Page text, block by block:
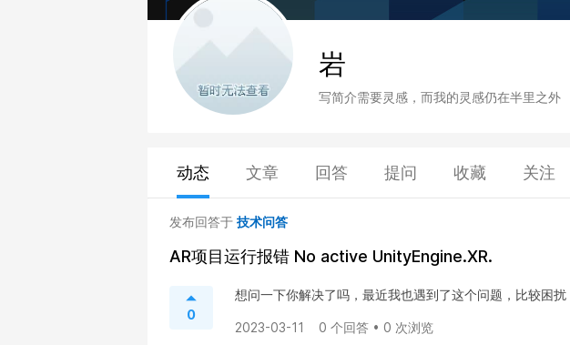
岩
写简介需要灵感，而我的灵感仍在半里之外
动态 文章 回答 提问 收藏 关注
发布回答于 技术问答
AR项目运行报错 No active UnityEngine.XR.
0
想问一下你解决了吗，最近我也遇到了这个问题，比较困扰
2023-03-11 0 个回答 • 0 次浏览